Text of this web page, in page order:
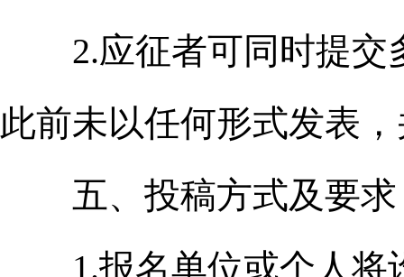
2.应征者可同时提交
此前未以任何形式发表
五、投稿方式及要求
1.报名单位或个人将